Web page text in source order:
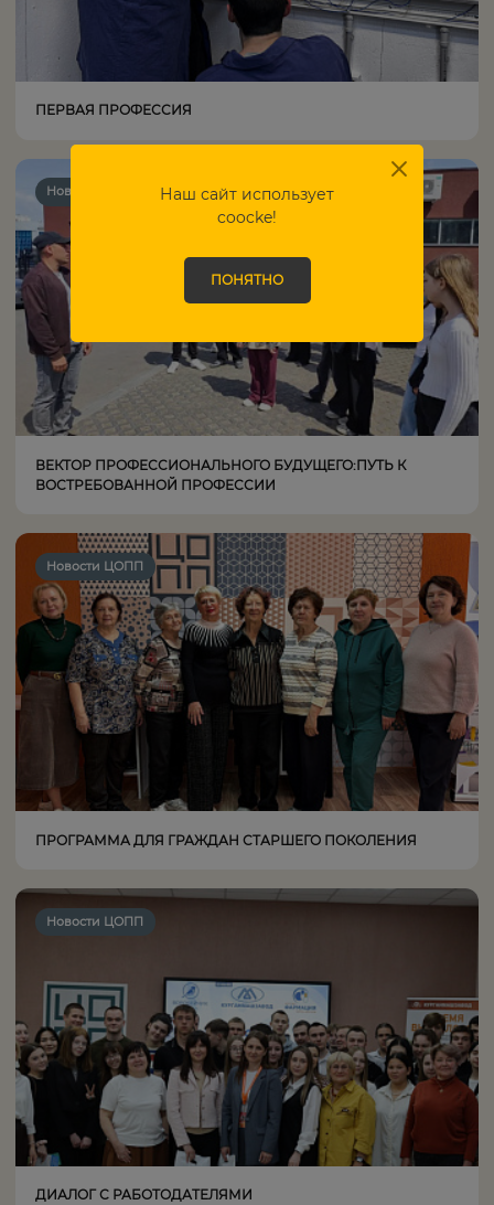
ПЕРВАЯ ПРОФЕССИЯ
Новости ЦОПП
ВЕКТОР ПРОФЕССИОНАЛЬНОГО БУДУЩЕГО:ПУТЬ К
ВОСТРЕБОВАННОЙ ПРОФЕССИИ
Новости ЦОПП
ПРОГРАММА ДЛЯ ГРАЖДАН СТАРШЕГО ПОКОЛЕНИЯ
Новости ЦОПП
ДИАЛОГ С РАБОТОДАТЕЛЯМИ
Наш сайт использует
coocke!
ПОНЯТНО